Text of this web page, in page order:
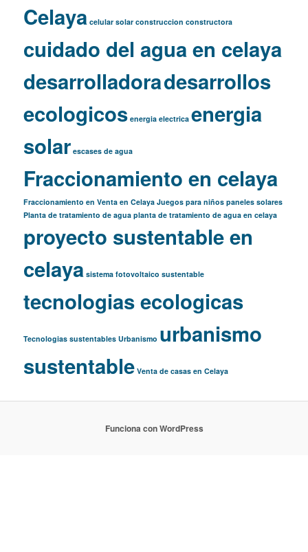
Celaya celular solar construccion constructora
cuidado del agua en celaya
desarrolladoradesarrollos
ecologicos energia electrica energia
solar escases de agua
Fraccionamiento en celaya
Fraccionamiento en Venta en Celaya Juegos para niños paneles solares
Planta de tratamiento de agua planta de tratamiento de agua en celaya
proyecto sustentable en
celaya sistema fotovoltaico sustentable
tecnologias ecologicas
Tecnologias sustentables Urbanismo urbanismo
sustentable Venta de casas en Celaya
Funciona con WordPress